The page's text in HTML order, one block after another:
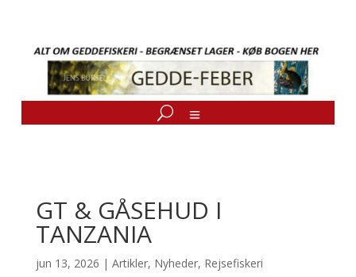
GT & GÅSEHUD I
TANZANIA
jun 13, 2026 | Artikler, Nyheder, Rejsefiskeri